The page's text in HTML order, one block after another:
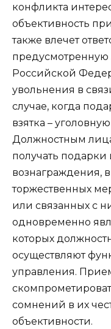
конфликта
объективность
также влечет
предусмотренную
Российской
увольнения в
случае, когда
взятка –
Должностным
получать
вознаграждения,
торжественных
или связанных с
одновременно
которых
осуществляют
управления.
сомнений в их
объективности.